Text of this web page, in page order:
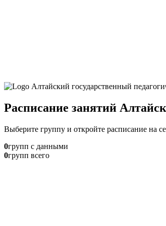
Расписание занятий
Выберите группу и откройте расписание на
0групп с данными
0групп всего